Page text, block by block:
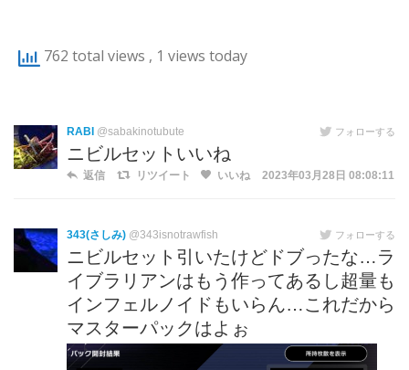
762 total views , 1 views today
RABI @sabakinotubute フォローする
ニビルセットいいね
返信 リツイート いいね 2023年03月28日 08:08:11
343(さしみ) @343isnotrawfish フォローする
ニビルセット引いたけどドブったな…ラ
イブラリアンはもう作ってあるし超量も
インフェルノイドもいらん…これだから
マスターパックはよぉ